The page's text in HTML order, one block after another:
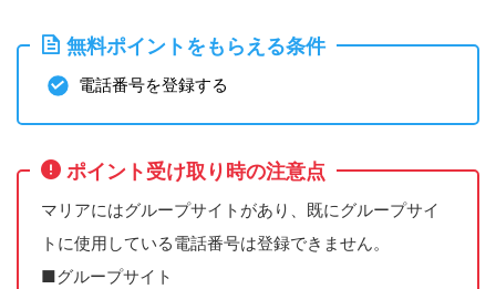
無料ポイントをもらえる条件
電話番号を登録する
ポイント受け取り時の注意点
マリアにはグループサイトがあり、既にグループサイ
トに使用している電話番号は登録できません。
■グループサイト